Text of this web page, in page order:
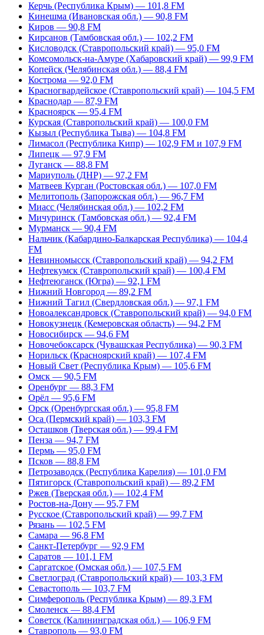
Керчь (Республика Крым) — 101,8 FM
Кинешма (Ивановская обл.) — 90,8 FM
Киров — 90,8 FM
Кирсанов (Тамбовская обл.) — 102,2 FM
Кисловодск (Ставропольский край) — 95,0 FM
Комсомольск-на-Амуре (Хабаровский край) — 99,9 FM
Копейск (Челябинская обл.) — 88,4 FM
Кострома — 92,0 FM
Красногвардейское (Ставропольский край) — 104,5 FM
Краснодар — 87,9 FM
Красноярск — 95,4 FM
Курская (Ставропольский край) — 100,0 FM
Кызыл (Республика Тыва) — 104,8 FM
Лимасол (Республика Кипр) — 102,9 FM и 107,9 FM
Липецк — 97,9 FM
Луганск — 88,8 FM
Мариуполь (ДНР) — 97,2 FM
Матвеев Курган (Ростовская обл.) — 107,0 FM
Мелитополь (Запорожская обл.) — 96,7 FM
Миасс (Челябинская обл.) — 102,2 FM
Мичуринск (Тамбовская обл.) — 92,4 FM
Мурманск — 90,4 FM
Нальчик (Кабардино-Балкарская Республика) — 104,4
FM
Невинномысск (Ставропольский край) — 94,2 FM
Нефтекумск (Ставропольский край) — 100,4 FM
Нефтеюганск (Югра) — 92,1 FM
Нижний Новгород — 89,2 FM
Нижний Тагил (Свердловская обл.) — 97,1 FM
Новоалександровск (Ставропольский край) — 94,0 FM
Новокузнецк (Кемеровская область) — 94,2 FM
Новосибирск — 94,6 FM
Новочебоксарск (Чувашская Республика) — 90,3 FM
Норильск (Красноярский край) — 107,4 FM
Новый Свет (Республика Крым) — 105,6 FM
Омск — 90,5 FM
Оренбург — 88,3 FM
Орёл — 95,6 FM
Орск (Оренбургская обл.) — 95,8 FM
Оса (Пермский край) — 103,3 FM
Осташков (Тверская обл.) — 99,4 FM
Пенза — 94,7 FM
Пермь — 95,0 FM
Псков — 88,8 FM
Петрозаводск (Республика Карелия) — 101,0 FM
Пятигорск (Ставропольский край) — 89,2 FM
Ржев (Тверская обл.) — 102,4 FM
Ростов-на-Дону — 95,7 FM
Русское (Ставропольский край) — 99,7 FM
Рязань — 102,5 FM
Самара — 96,8 FM
Санкт-Петербург — 92,9 FM
Саратов — 101,1 FM
Саргатское (Омская обл.) — 107,5 FM
Светлоград (Ставропольский край) — 103,3 FM
Севастополь — 103,7 FM
Симферополь (Республика Крым) — 89,3 FM
Смоленск — 88,4 FM
Советск (Калининградская обл.) — 106,9 FM
Ставрополь — 93,0 FM